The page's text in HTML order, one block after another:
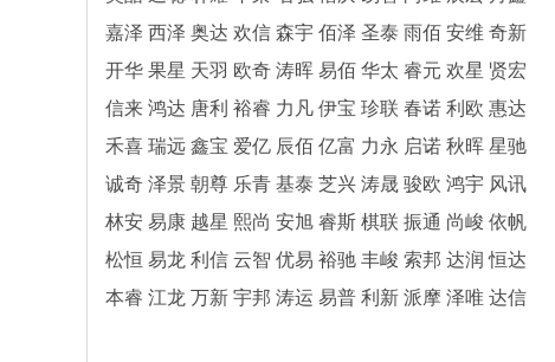
嘉泽 西泽 奥达 欢信 森宇 佰泽 圣泰 雨佰 安维 奇新
开华 果星 天羽 欧奇 涛晖 易佰 华太 睿元 欢星 贤宏
信来 鸿达 唐利 裕睿 力凡 伊宝 珍联 春诺 利欧 惠达
禾喜 瑞远 鑫宝 爱亿 辰佰 亿富 力永 启诺 秋晖 星驰
诚奇 泽景 朝尊 乐青 基泰 芝兴 涛晟 骏欧 鸿宇 风讯
林安 易康 越星 熙尚 安旭 睿斯 棋联 振通 尚峻 依帆
松恒 易龙 利信 云智 优易 裕驰 丰峻 索邦 达润 恒达
本睿 江龙 万新 宇邦 涛运 易普 利新 派摩 泽唯 达信